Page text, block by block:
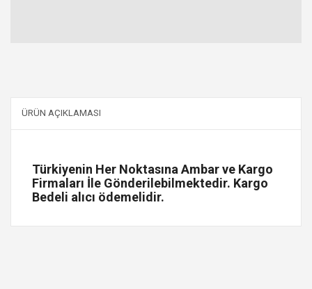
ÜRÜN AÇIKLAMASI
Türkiyenin Her Noktasına Ambar ve Kargo
Firmaları İle Gönderilebilmektedir. Kargo
Bedeli alıcı ödemelidir.